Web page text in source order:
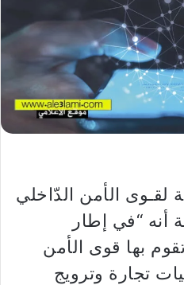
لقـوى الأمن الدّاخلي
أنه “في إطار
تقوم بها قوى الأمن
تجارة وترويج